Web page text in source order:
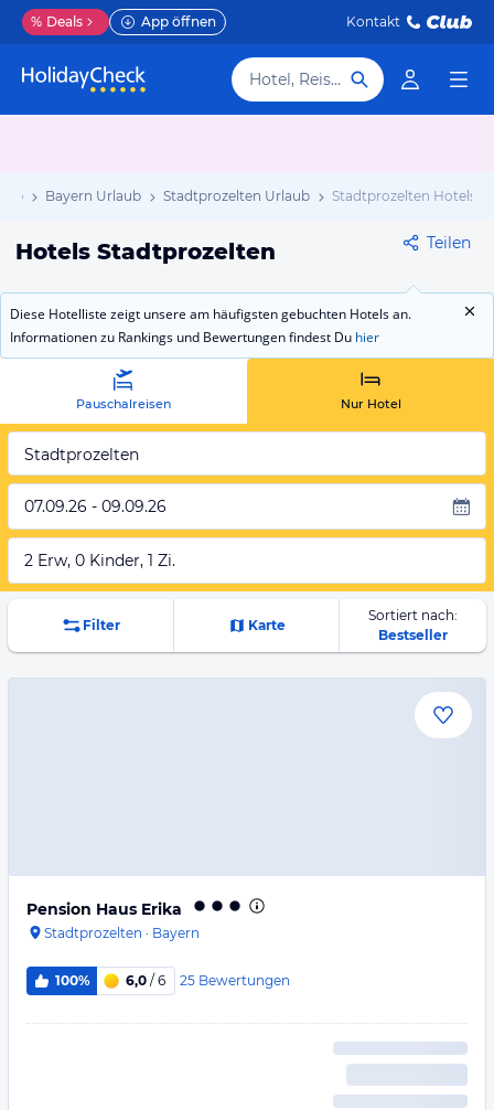
% Deals App öffnen Kontakt
Hotel, Reiseziel
Bayern Urlaub Stadtprozelten Urlaub Stadtprozelten Hotels
Hotels Stadtprozelten Teilen
Diese Hotelliste zeigt unsere am häufigsten gebuchten Hotels an.
Informationen zu Rankings und Bewertungen findest Du hier
Pauschalreisen Nur Hotel
Stadtprozelten
07.09.26 - 09.09.26
2 Erw, 0 Kinder, 1 Zi.
Filter Karte
Sortiert nach:
Bestseller
Pension Haus Erika
Stadtprozelten · Bayern
100% 6,0 / 6 25 Bewertungen